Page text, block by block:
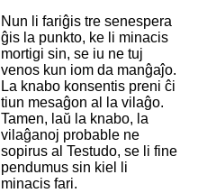
Nun li fariĝis tre senespera
ĝis la punkto, ke li minacis
mortigi sin, se iu ne tuj
venos kun iom da manĝaĵo.
La knabo konsentis preni ĉi
tiun mesaĝon al la vilaĝo.
Tamen, laŭ la knabo, la
vilaĝanoj probable ne
sopirus al Testudo, se li fine
pendumus sin kiel li
minacis fari.